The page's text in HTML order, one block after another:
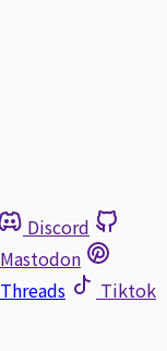
Discord
Mastodon
Threads
Tiktok